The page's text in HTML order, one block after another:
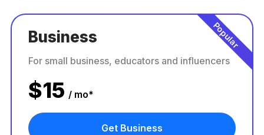
Popular
Business
For small business, educators and influencers
$15 / mo*
Get Business